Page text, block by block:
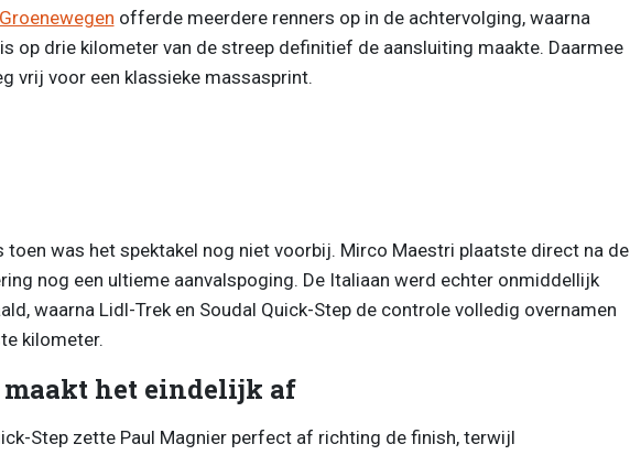
offerde meerdere renners op in de achtervolging, waarna
op drie kilometer van de streep definitief de aansluiting maakte. Daarmee
vrij voor een klassieke massasprint.
toen was het spektakel nog niet voorbij. Mirco Maestri plaatste direct na de
nog een ultieme aanvalspoging. De Italiaan werd echter onmiddellijk
waarna Lidl-Trek en Soudal Quick-Step de controle volledig overnamen
kilometer.
het eindelijk af
Step zette Paul Magnier perfect af richting de finish, terwijl